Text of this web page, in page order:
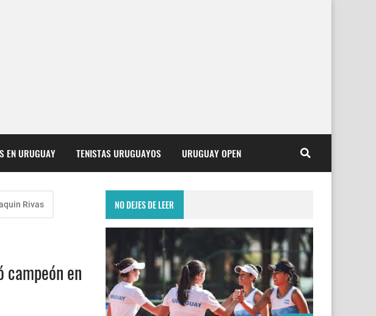
EN URUGUAY TENISTAS URUGUAYOS URUGUAY OPEN
Rivas
campeón en
NO DEJES DE LEER